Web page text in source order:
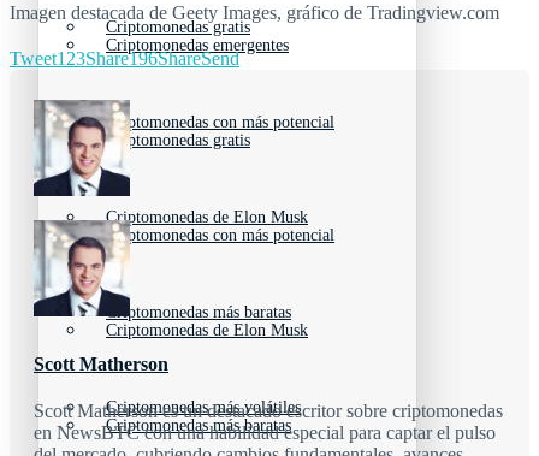
Criptomonedas gratis
Criptomonedas con más potencial
Criptomonedas de Elon Musk
Criptomonedas más baratas
Criptomonedas más volátiles
Criptomonedas emergentes
Criptomonedas gratis
Criptomonedas con más potencial
Criptomonedas de Elon Musk
Criptomonedas más baratas
Imagen destacada de Geety Images, gráfico de Tradingview.com
Tweet123Share196ShareSend
Scott Matherson
Scott Matherson es un destacado escritor sobre criptomonedas
en NewsBTC con una habilidad especial para captar el pulso